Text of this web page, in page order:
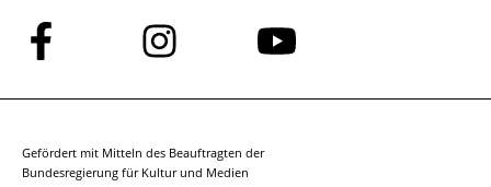
Folge
uns
auf
Folge
uns
auf
Folge
auf
Gefördert mit Mitteln des Beauftragten der
Bundesregierung für Kultur und Medien